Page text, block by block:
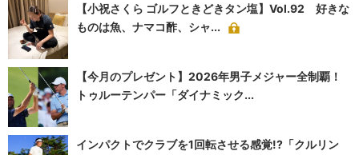
【小祝さくら ゴルフときどきタン塩】Vol.92 好きな
ものは魚、ナマコ酢、シャ...
【今月のプレゼント】2026年男子メジャー全制覇！
トゥルーテンパー「ダイナミック...
インパクトでクラブを1回転させる感覚!?「クルリン